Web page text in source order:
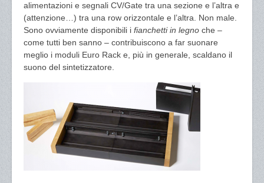
alimentazioni e segnali CV/Gate tra una sezione e l’altra e
(attenzione…) tra una row orizzontale e l’altra. Non male.
Sono ovviamente disponibili i fianchetti in legno che –
come tutti ben sanno – contribuiscono a far suonare
meglio i moduli Euro Rack e, più in generale, scaldano il
suono del sintetizzatore.